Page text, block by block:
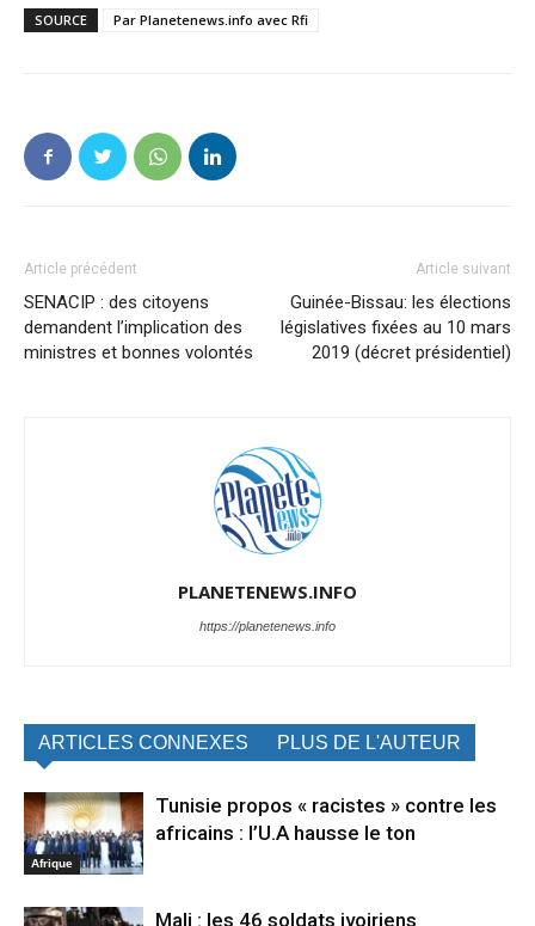
SOURCE Par Planetenews.info avec Rfi
Article précédent
SENACIP : des citoyens
demandent l’implication des
ministres et bonnes volontés
Article suivant
Guinée-Bissau: les élections
législatives fixées au 10 mars
2019 (décret présidentiel)
PLANETENEWS.INFO
https://planetenews.info
ARTICLES CONNEXES PLUS DE L'AUTEUR
Afrique
Tunisie propos « racistes » contre les
africains : l’U.A hausse le ton
Mali : les 46 soldats ivoiriens